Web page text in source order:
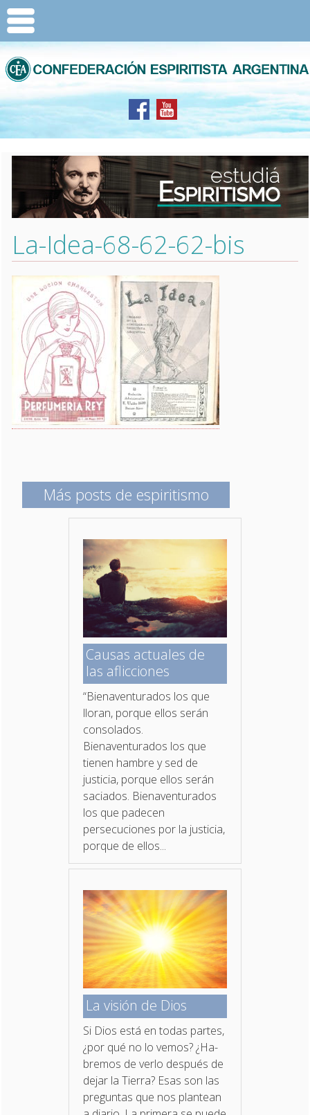
La-Idea-68-62-62-bis
Más posts de espiritismo
Causas actuales de
las aflicciones
“Bienaventurados los que
lloran, porque ellos serán
consolados.
Bienaventurados los que
tienen hambre y sed de
justicia, porque ellos serán
saciados. Bienaventurados
los que padecen
persecuciones por la justicia,
porque de ellos...
La visión de Dios
Si Dios está en todas partes,
¿por qué no lo vemos? ¿Ha­
bremos de verlo después de
dejar la Tierra? Esas son las
preguntas que nos plantean